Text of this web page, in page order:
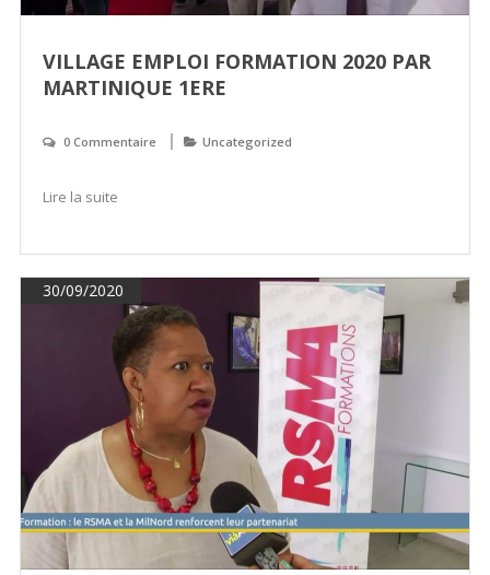
VILLAGE EMPLOI FORMATION 2020 PAR
MARTINIQUE 1ERE
0 Commentaire Uncategorized
Lire la suite
30/09/2020